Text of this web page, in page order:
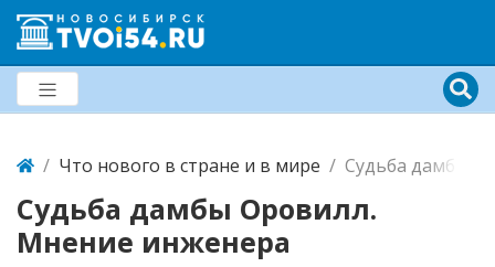
Что нового в стране и в мире Судьба дамбы
Судьба дамбы Оровилл.
Мнение инженера